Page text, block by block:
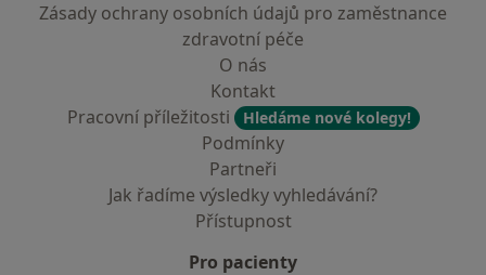
Zásady ochrany osobních údajů pro zaměstnance
zdravotní péče
O nás
Kontakt
Pracovní příležitosti
Hledáme nové kolegy!
Podmínky
Partneři
Jak řadíme výsledky vyhledávání?
Přístupnost
Pro pacienty